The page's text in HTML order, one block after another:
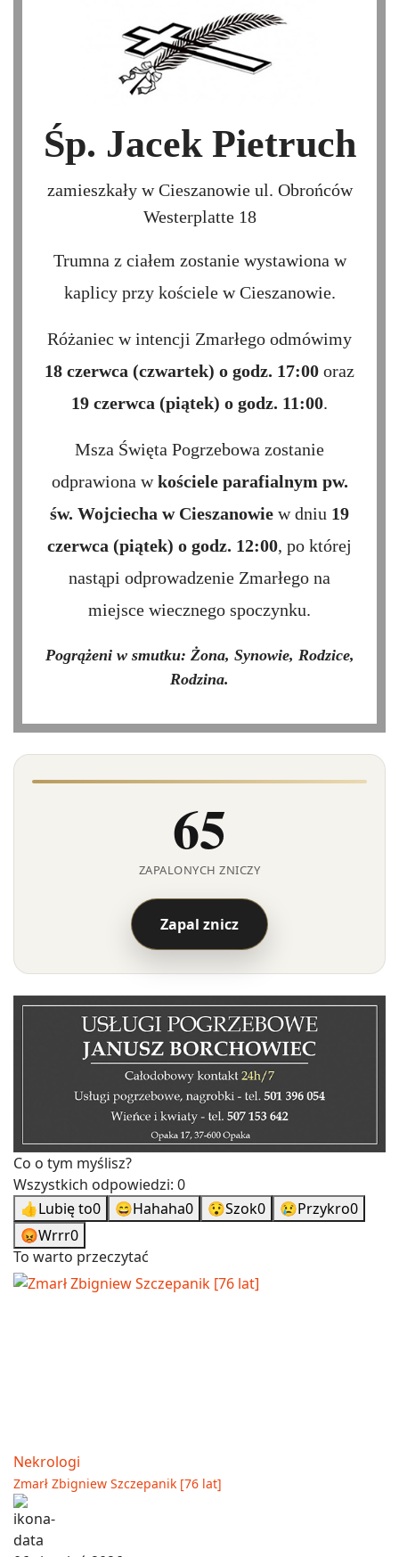
Śp. Jacek Pietruch
zamieszkały w Cieszanowie ul. Obrońców
Westerplatte 18
Trumna z ciałem zostanie wystawiona w
kaplicy przy kościele w Cieszanowie.
Różaniec w intencji Zmarłego odmówimy
18 czerwca (czwartek) o godz. 17:00 oraz
19 czerwca (piątek) o godz. 11:00.
Msza Święta Pogrzebowa zostanie
odprawiona wkościele parafialnym pw.
św. Wojciecha w Cieszanowie w dniu 19
czerwca (piątek) o godz. 12:00, po której
nastąpi odprowadzenie Zmarłego na
miejsce wiecznego spoczynku.
Pogrążeni w smutku: Żona, Synowie, Rodzice,
Rodzina.
65
ZAPALONYCH ZNICZY
Zapal znicz
Co o tym myślisz?
Wszystkich odpowiedzi: 0
👍Lubię to0 😄Hahaha0 😯Szok0 😢Przykro0
😡Wrrr0
To warto przeczytać
Nekrologi
Zmarł Zbigniew Szczepanik [76 lat]